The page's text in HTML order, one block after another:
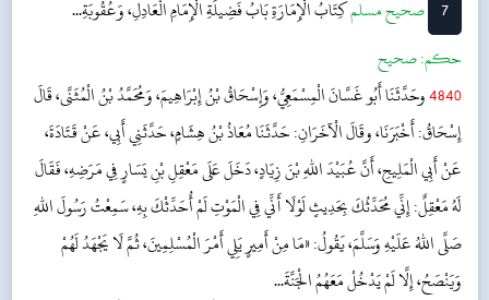
7 ‌صحيح مسلمكِتَابُ الْإِمَارَةِبَابُ فَضِيلَةِ الْإِمَامِ الْعَادِلِ، وَعُقُوبَةِ...
حکم:صحیح
4840وحَدَّثَنَا أَبُو غَسَّانَ الْمِسْمَعِيُّ، وَإِسْحَاقُ بْنُ إِبْرَاهِيمَ، وَمُحَمَّدُ بْنُ الْمُثَنَّى، قَالَ
إِسْحَاقُ: أَخْبَرَنَا، وقَالَ الْآخَرَانِ: حَدَّثَنَا مُعَاذُ بْنُ هِشَامٍ، حَدَّثَنِي أَبِي، عَنْ قَتَادَةَ،
عَنْ أَبِي الْمَلِيحِ، أَنَّ عُبَيْدَ اللهِ بْنَ زِيَادٍ، دَخَلَ عَلَى مَعْقِلِ بْنِ يَسَارٍ فِي مَرَضِهِ، فَقَالَ
لَهُ مَعْقِلٌ: إِنِّي مُحَدِّثُكَ بِحَدِيثٍ لَوْلَا أَنِّي فِي الْمَوْتِ لَمْ أُحَدِّثْكَ بِهِ، سَمِعْتُ رَسُولَ اللهِ
صَلَّى اللهُ عَلَيْهِ وَسَلَّمَ، يَقُولُ: «مَا مِنْ أَمِيرٍ يَلِي أَمْرَ الْمُسْلِمِينَ، ثُمَّ لَا يَجْهَدُ لَهُمْ
وَيَنْصَحُ، إِلَّا لَمْ يَدْخُلْ مَعَهُمُ الْجَنَّةَ...